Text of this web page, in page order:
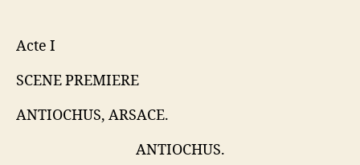
Acte I
SCENE PREMIERE
ANTIOCHUS, ARSACE.
ANTIOCHUS.